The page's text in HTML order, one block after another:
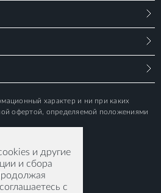
характер и ни при каких
офертой, определяемой положениями
и другие
и сбора
с